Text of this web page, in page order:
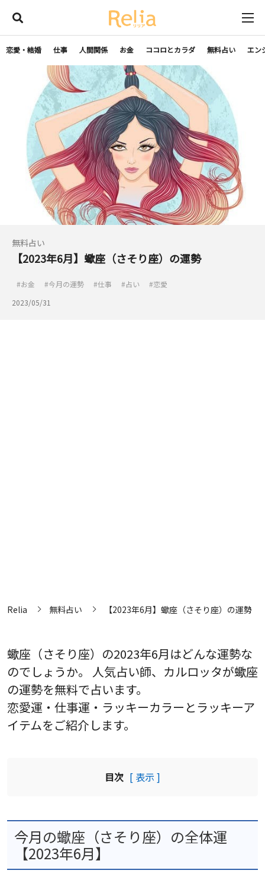
恋愛・結婚 仕事 人間関係 お金 ココロとカラダ 無料占い エン
無料占い
【2023年6月】蠍座（さそり座）の運勢
お金 今月の運勢 仕事 占い
恋愛
2023/05/31
Relia 無料占い 【2023年6月】蠍座（さそり座）の運勢
蠍座（さそり座）の2023年6月はどんな運勢な
のでしょうか。 人気占い師、カルロッタが蠍座
の運勢を無料で占います。
恋愛運・仕事運・ラッキーカラーとラッキーア
イテムをご紹介します。
目次 [ 表示 ]
今月の蠍座（さそり座）の全体運
【2023年6月】